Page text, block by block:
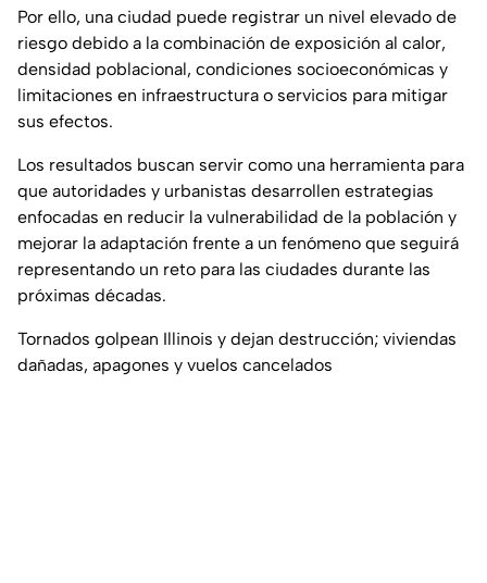
Por ello, una ciudad puede registrar un nivel elevado de
riesgo debido a la combinación de exposición al calor,
densidad poblacional, condiciones socioeconómicas y
limitaciones en infraestructura o servicios para mitigar
sus efectos.
Los resultados buscan servir como una herramienta para
que autoridades y urbanistas desarrollen estrategias
enfocadas en reducir la vulnerabilidad de la población y
mejorar la adaptación frente a un fenómeno que seguirá
representando un reto para las ciudades durante las
próximas décadas.
Tornados golpean Illinois y dejan destrucción; viviendas
dañadas, apagones y vuelos cancelados